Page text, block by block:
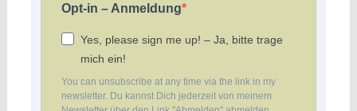
Opt-in – Anmeldung
Yes, please sign me up! – Ja, bitte trage
mich ein!
You can unsubscribe at any time via the link in my
newsletter. Du kannst Dich jederzeit von meinem